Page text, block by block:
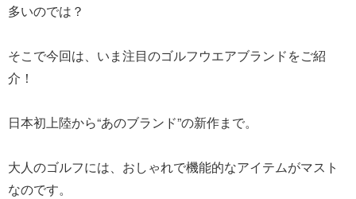
多いのでは？
そこで今回は、いま注目のゴルフウエアブランドをご紹
介！
日本初上陸から“あのブランド”の新作まで。
大人のゴルフには、おしゃれで機能的なアイテムがマスト
なのです。